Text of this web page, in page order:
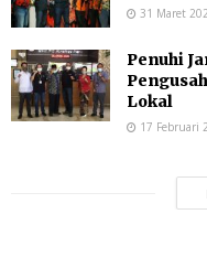
31 Maret
Penuhi
Lokal
17 Februari